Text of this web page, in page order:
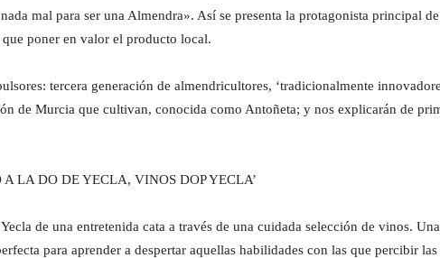
mal para ser una Almendra». Así se presenta la protagonista principal
poner en valor el producto local.
tercera generación de almendricultores, ‘tradicionalmente
de Murcia que cultivan, conocida como Antoñeta; y nos explicarán de
LA DO DE YECLA, VINOS DOP YECLA’
de una entretenida cata a través de una cuidada selección de vinos.
para aprender a despertar aquellas habilidades con las que percibir